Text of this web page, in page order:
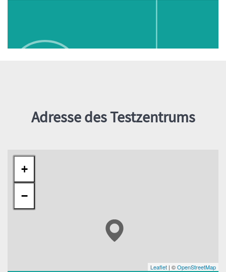
Adresse des Testzentrums
+
−
Leaflet | ©OpenStreetMap